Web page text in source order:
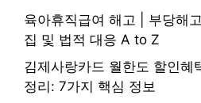
육아휴직급여 해고 | 부당해
집 및 법적 대응 A to Z
김제사랑카드 월한도 할인혜
정리: 7가지 핵심 정보